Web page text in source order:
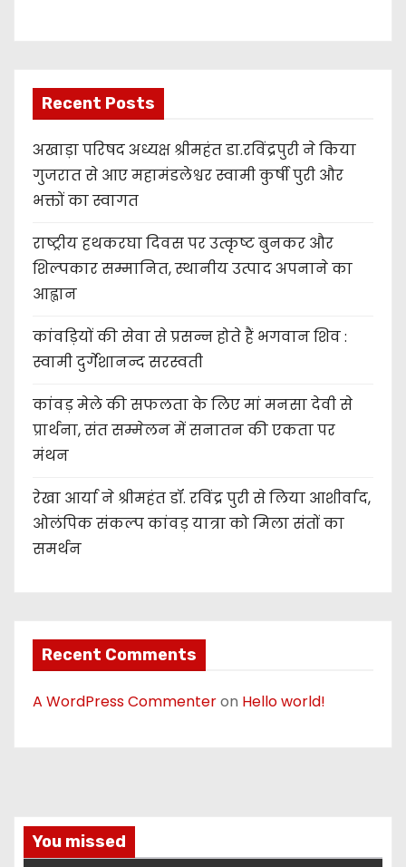
Recent Posts
अखाड़ा परिषद अध्यक्ष श्रीमहंत डा.रविंद्रपुरी ने किया
गुजरात से आए महामंडलेश्वर स्वामी कुर्षी पुरी और
भक्तों का स्वागत
राष्ट्रीय हथकरघा दिवस पर उत्कृष्ट बुनकर और
शिल्पकार सम्मानित, स्थानीय उत्पाद अपनाने का
आह्वान
कांवड़ियों की सेवा से प्रसन्न होते हैं भगवान शिव :
स्वामी दुर्गेशानन्द सरस्वती
कांवड़ मेले की सफलता के लिए मां मनसा देवी से
प्रार्थना, संत सम्मेलन में सनातन की एकता पर
मंथन
रेखा आर्या ने श्रीमहंत डॉ. रविंद्र पुरी से लिया आशीर्वाद,
ओलंपिक संकल्प कांवड़ यात्रा को मिला संतों का
समर्थन
Recent Comments
A WordPress Commenteron Hello world!
You missed